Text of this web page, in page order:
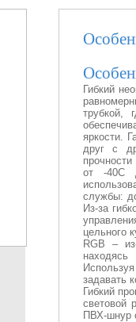
Гибкий
трубкой,
яркости.
друг с
от -40С
службы:
Из-за
цельного
RGB –
задавать
Гибкий
световой
ПВХ-шнур